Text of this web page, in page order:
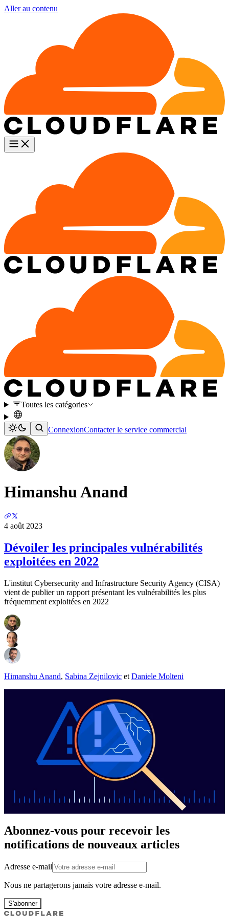
Aller au contenu
Toutes les catégories
ConnexionContacter le service commercial
Himanshu Anand
4 août 2023
Dévoiler les principales vulnérabilités
exploitées en 2022
L'institut Cybersecurity and Infrastructure Security Agency (CISA)
vient de publier un rapport présentant les vulnérabilités les plus
fréquemment exploitées en 2022
Himanshu Anand, Sabina Zejnilovic et Daniele Molteni
Abonnez-vous pour recevoir les
notifications de nouveaux articles
Adresse e-mail
Nous ne partagerons jamais votre adresse e-mail.
S'abonner